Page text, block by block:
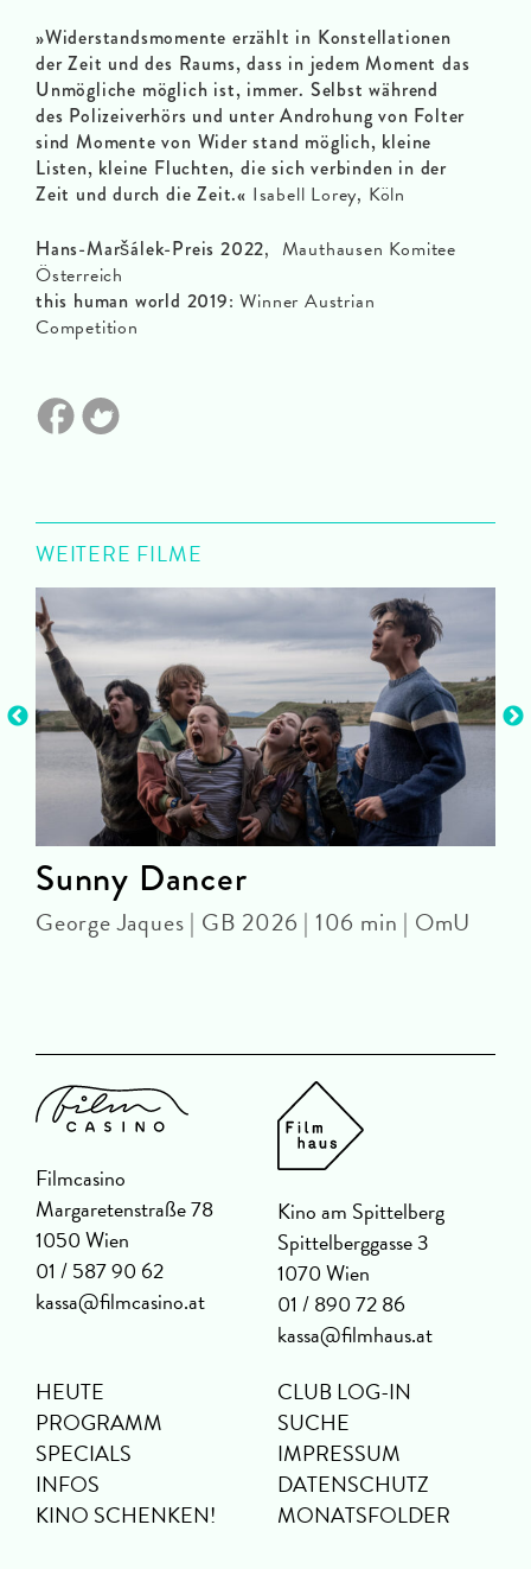
»Widerstandsmomente erzählt in Konstellationen
der Zeit und des Raums, dass in jedem Moment das
Unmögliche möglich ist, immer. Selbst während
des Polizeiverhörs und unter Androhung von Folter
sind Momente von Wider stand möglich, kleine
Listen, kleine Fluchten, die sich verbinden in der
Zeit und durch die Zeit.« Isabell Lorey, Köln
Hans-Maršálek-Preis 2022, Mauthausen Komitee
Österreich
this human world 2019: Winner Austrian
Competition
WEITERE FILME
Sunny Dancer
George Jaques | GB 2026 | 106 min | OmU
Filmcasino
Margaretenstraße 78
1050 Wien
01 / 587 90 62
kassa@filmcasino.at
Kino am Spittelberg
Spittelberggasse 3
1070 Wien
01 / 890 72 86
kassa@filmhaus.at
HEUTE
PROGRAMM
SPECIALS
INFOS
KINO SCHENKEN!
CLUB LOG-IN
SUCHE
IMPRESSUM
DATENSCHUTZ
MONATSFOLDER